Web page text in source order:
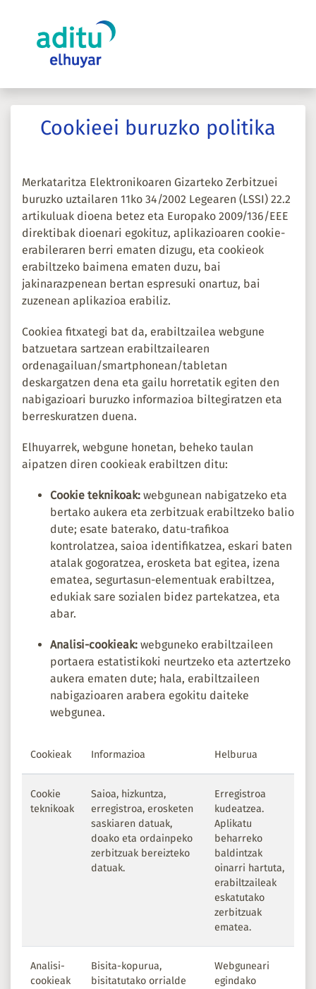
Cookieei buruzko politika
Merkataritza Elektronikoaren Gizarteko Zerbitzuei
buruzko uztailaren 11ko 34/2002 Legearen (LSSI) 22.2
artikuluak dioena betez eta Europako 2009/136/EEE
direktibak dioenari egokituz, aplikazioaren cookie-
erabileraren berri ematen dizugu, eta cookieok
erabiltzeko baimena ematen duzu, bai
jakinarazpenean bertan espresuki onartuz, bai
zuzenean aplikazioa erabiliz.
Cookiea fitxategi bat da, erabiltzailea webgune
batzuetara sartzean erabiltzailearen
ordenagailuan/smartphonean/tabletan
deskargatzen dena eta gailu horretatik egiten den
nabigazioari buruzko informazioa biltegiratzen eta
berreskuratzen duena.
Elhuyarrek, webgune honetan, beheko taulan
aipatzen diren cookieak erabiltzen ditu:
Cookie teknikoak: webgunean nabigatzeko eta
bertako aukera eta zerbitzuak erabiltzeko balio
dute; esate baterako, datu-trafikoa
kontrolatzea, saioa identifikatzea, eskari baten
atalak gogoratzea, erosketa bat egitea, izena
ematea, segurtasun-elementuak erabiltzea,
edukiak sare sozialen bidez partekatzea, eta
abar.
Analisi-cookieak: webguneko erabiltzaileen
portaera estatistikoki neurtzeko eta aztertzeko
aukera ematen dute; hala, erabiltzaileen
nabigazioaren arabera egokitu daiteke
webgunea.
Cookieak Informazioa Helburua
Cookie
teknikoak
Saioa, hizkuntza,
erregistroa, erosketen
saskiaren datuak,
doako eta ordainpeko
zerbitzuak bereizteko
datuak.
Erregistroa
kudeatzea.
Aplikatu
beharreko
baldintzak
oinarri hartuta,
erabiltzaileak
eskatutako
zerbitzuak
ematea.
Analisi-
cookieak
Bisita-kopurua,
bisitatutako orrialde
Webguneari
egindako